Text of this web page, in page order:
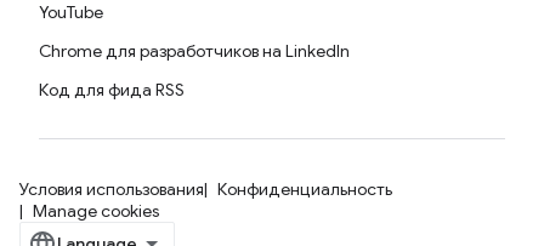
YouTube
Chrome для разработчиков на LinkedIn
Код для фида RSS
Условия использования
Конфиденциальность
Manage cookies